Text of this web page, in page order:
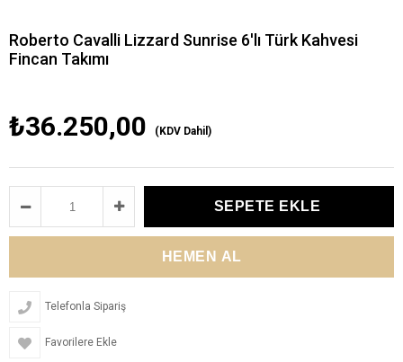
Roberto Cavalli Lizzard Sunrise 6'lı Türk Kahvesi
Fincan Takımı
₺36.250,00 (KDV Dahil)
Telefonla Sipariş
Favorilere Ekle